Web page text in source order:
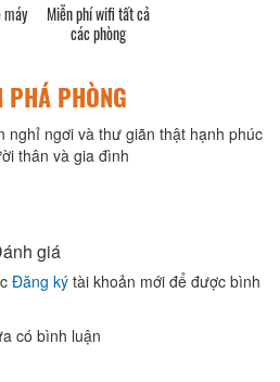
máy
Miễn phí wifi tất cả
các phòng
PHÁ PHÒNG
nghỉ ngơi và thư giãn thật hạnh phúc
thân và gia đình
giá
Đăng ký tài khoản mới để được bình
có bình luận